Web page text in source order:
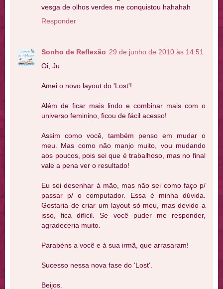
vesga de olhos verdes me conquistou hahahah
Responder
Sonho de Reflexão 29 de junho de 2010 às 14:51
Oi, Ju.
Amei o novo layout do 'Lost'!
Além de ficar mais lindo e combinar mais com o
universo feminino, ficou de fácil acesso!
Assim como você, também penso em mudar o
meu. Mas como não manjo muito, vou mudando
aos poucos, pois sei que é trabalhoso, mas no final
vale a pena ver o resultado!
Eu sei desenhar à mão, mas não sei como faço p/
passar p/ o computador. Essa é minha dúvida.
Gostaria de criar um layout só meu, mas devido a
isso, fica difícil. Se você puder me responder,
agradeceria muito.
Parabéns a você e à sua irmã, que arrasaram!
Sucesso nessa nova fase do 'Lost'.
Beijos.